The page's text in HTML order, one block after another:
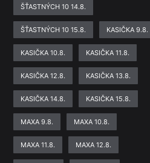
ŠŤASTNÝCH 10 14.8.
ŠŤASTNÝCH 10 15.8. KASIČKA 9.8.
KASIČKA 10.8. KASIČKA 11.8.
KASIČKA 12.8. KASIČKA 13.8.
KASIČKA 14.8. KASIČKA 15.8.
MAXA 9.8. MAXA 10.8.
MAXA 11.8. MAXA 12.8.